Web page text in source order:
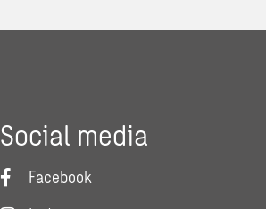
Social media
Facebook